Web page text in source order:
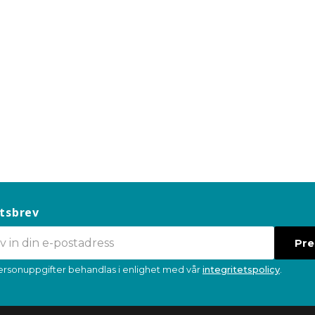
behandlas i enlighet med vårintegritetspolicy.